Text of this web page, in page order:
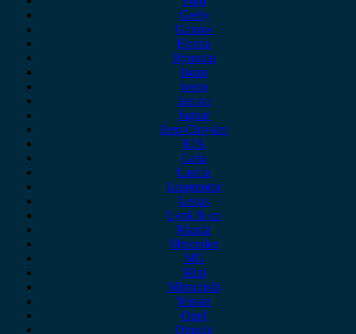
Geely
Gonow
Honda
Hyundai
Isuzu
iveco
Jaecoo
Jaguar
Jeep Chrysler
KIA
Lada
Lancia
Leapmotor
Lexus
Lynk & co
Mazda
Mercedes
MG
Mini
Mitsubishi
Nissan
Opel
Omoda